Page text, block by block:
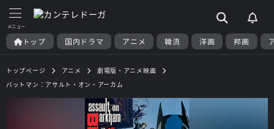
トップ 国内ドラマ アニメ 韓流 洋画 邦画
トップページ アニメ
劇場版・アニメ映画
バットマン：アサルト・オン・アーカム